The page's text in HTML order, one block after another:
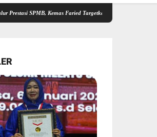
Kemas Faried Targetkan 1.000 Pramuka Garuda